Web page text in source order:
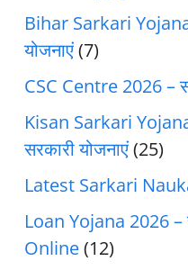
Bihar Sarkari Yojana
योजनाएं(7)
CSC Centre 2026 –
Kisan Sarkari
सरकारी योजनाएं(25)
Latest Sarkari
Loan Yojana 2026 –
Online(12)